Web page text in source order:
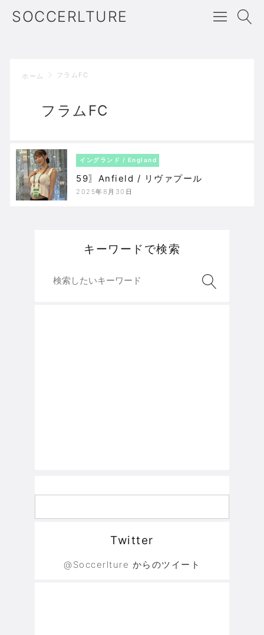
SOCCERLTURE
ホーム フラムFC
フラムFC
イングランド / England
59〗Anfield / リヴァプール
2025年8月30日
キーワードで検索
Twitter
@Soccerlture からのツイート